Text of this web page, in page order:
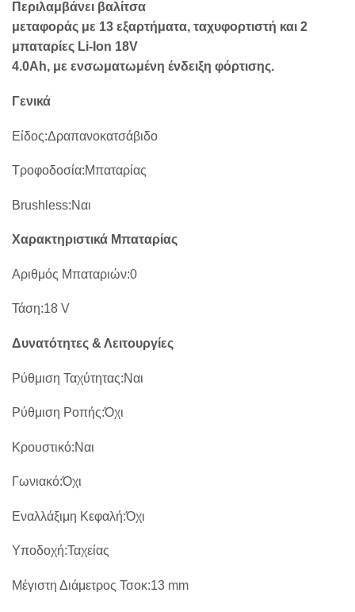
Περιλαμβάνει βαλίτσα
μεταφοράς με 13 εξαρτήματα, ταχυφορτιστή και 2
μπαταρίες Li-Ion 18V
4.0Ah, με ενσωματωμένη ένδειξη φόρτισης.
Γενικά
Είδος:Δραπανοκατσάβιδο
Τροφοδοσία:Μπαταρίας
Brushless:Ναι
Χαρακτηριστικά Μπαταρίας
Αριθμός Μπαταριών:0
Τάση:18 V
Δυνατότητες & Λειτουργίες
Ρύθμιση Ταχύτητας:Ναι
Ρύθμιση Ροπής:Όχι
Κρουστικό:Ναι
Γωνιακό:Όχι
Εναλλάξιμη Κεφαλή:Όχι
Υποδοχή:Ταχείας
Μέγιστη Διάμετρος Τσοκ:13 mm